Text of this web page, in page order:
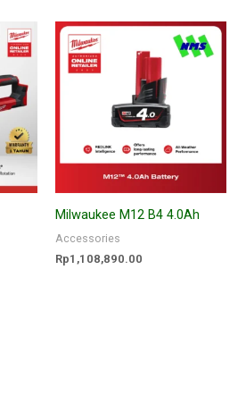
Milwaukee M12 B4 4.0Ah
Accessories
Rp1,108,890.00